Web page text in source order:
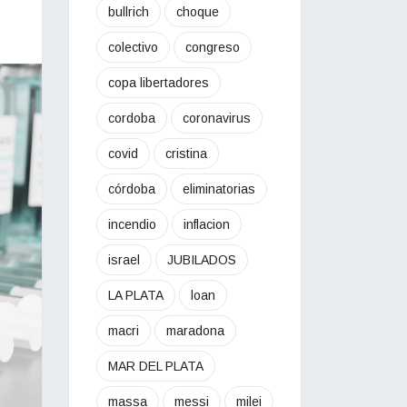
bullrich choque
colectivo congreso
copa libertadores
cordoba coronavirus
covid cristina
córdoba eliminatorias
incendio inflacion
israel JUBILADOS
LA PLATA loan
macri maradona
MAR DEL PLATA
massa messi milei